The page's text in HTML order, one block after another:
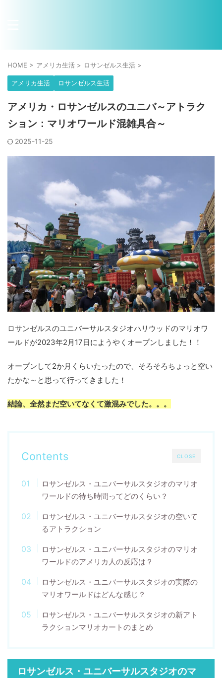
HOME > アメリカ生活 > ロサンゼルス生活 >
アメリカ生活 ロサンゼルス生活
アメリカ・ロサンゼルスのユニバ～アトラク
ション：マリオワールド混雑具合～
2025-11-25
ロサンゼルスのユニバーサルスタジオハリウッドのマリオワ
ールドが2023年2月17日にようやくオープンしました！！
オープンして2か月くらいたったので、そろそろちょっと空い
たかな～と思って行ってきました！
結論、全然まだ空いてなくて激混みでした。。。
CLOSE
Contents
ロサンゼルス・ユニバーサルスタジオのマリオ
ワールドの待ち時間ってどのくらい？
ロサンゼルス・ユニバーサルスタジオの空いて
るアトラクション
ロサンゼルス・ユニバーサルスタジオのマリオ
ワールドのアメリカ人の反応は？
ロサンゼルス・ユニバーサルスタジオの実際の
マリオワールドはどんな感じ？
ロサンゼルス・ユニバーサルスタジオの新アト
ラクションマリオカートのまとめ
ロサンゼルス・ユニバーサルスタジオのマ